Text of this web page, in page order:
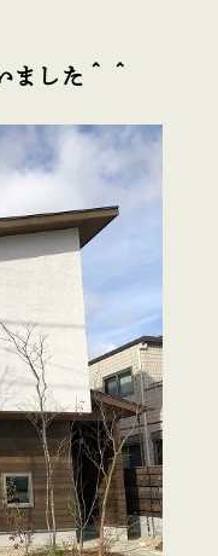
ました＾＾